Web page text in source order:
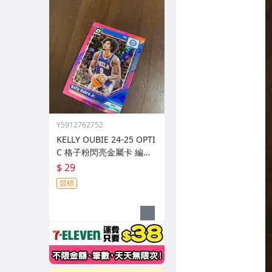
Y5912762752
KELLY OUBIE 24-25 OPTI
C 格子粉閃亮金屬卡 編號
190 前後圖
$ 29
競標